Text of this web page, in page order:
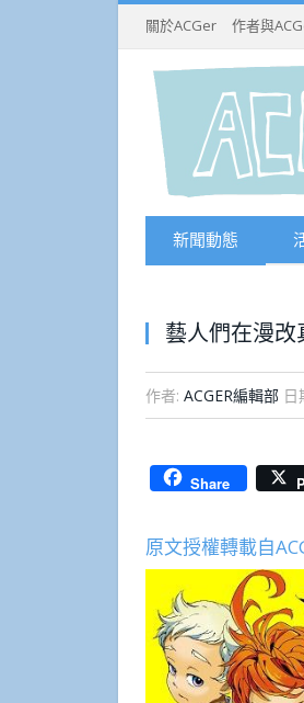
關於ACGer 作者與
新聞動態
藝人們在漫
作者: ACGER編輯部 日
Share
原文授權轉載自